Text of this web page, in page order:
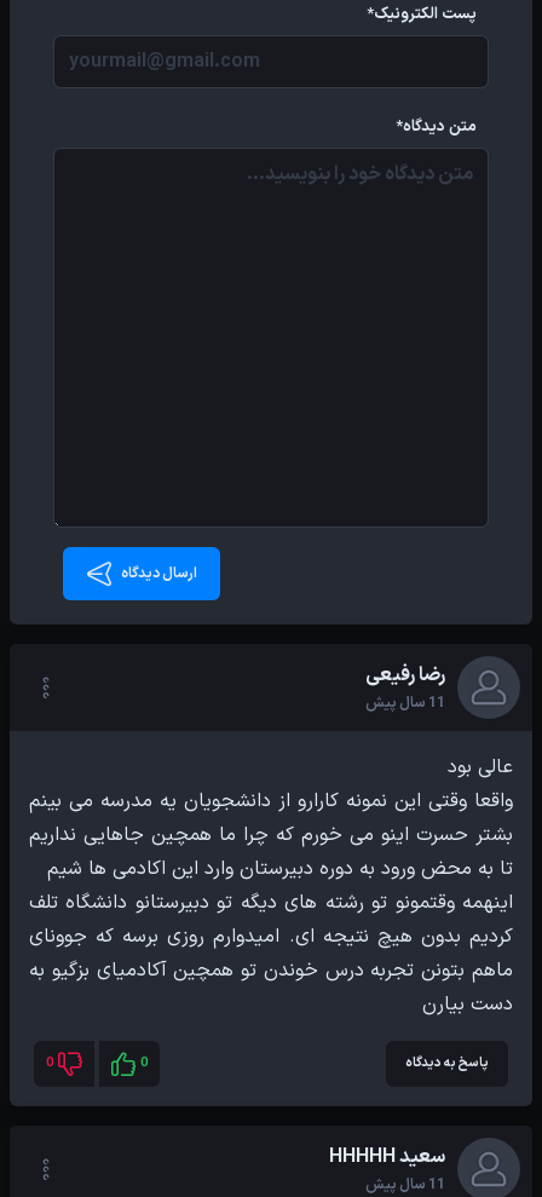
پست الکترونیک*
متن دیدگاه*
ارسال دیدگاه
رضا رفیعی
11 سال پیش
واقعا وقتی این نمونه کارارو از دانشجویان یه مدرسه می بینم
بشتر حسرت اینو می خورم که چرا ما همچین جاهایی نداریم
اینهمه وقتمونو تو رشته های دیگه تو دبیرستانو دانشگاه تلف
کردیم بدون هیچ نتیجه ای. امیدوارم روزی برسه که جوونای
ماهم بتونن تجربه درس خوندن تو همچین آکادمیای بزگیو به
دست بیارن
پاسخ به دیدگاه 0
0
سعید HHHHH
11 سال پیش